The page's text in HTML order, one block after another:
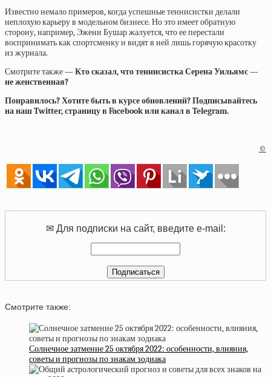
Известно немало примеров, когда успешные теннисистки делали
неплохую карьеру в модельном бизнесе. Но это имеет обратную
сторону, например, Эжени Бушар жалуется, что ее перестали
воспринимать как спортсменку и видят в ней лишь горячую красотку
из журнала.
Смотрите также —Кто сказал, что теннисистка Серена Уильямс —
не женственная?
Понравилось? Хотите быть в курсе обновлений? Подписывайтесь
на наш Twitter, страницу в Facebook или канал в Telegram.
©
✉ Для подписки на сайт, введите e-mail:
Смотрите также:
Солнечное затмение 25 октября 2022: особенности, влияния,
советы и прогнозы по знакам зодиака